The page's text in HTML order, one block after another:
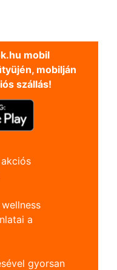
mobil
mobilján
szállás!
a
gyorsan